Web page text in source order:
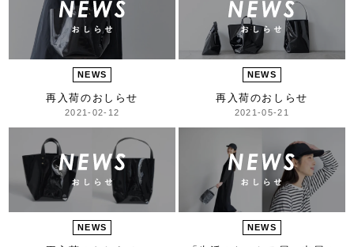
NEWS
再入荷のおしらせ
2021-02-12
NEWS
再入荷のおしらせ
2021-05-21
NEWS NEWS